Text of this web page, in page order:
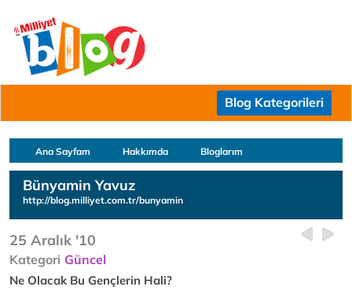
Blog Kategorileri
Ana Sayfam Hakkımda Bloglarım
Bünyamin Yavuz
http://blog.milliyet.com.tr/bunyamin
25 Aralık '10
Kategori Güncel
Ne Olacak Bu Gençlerin Hali?